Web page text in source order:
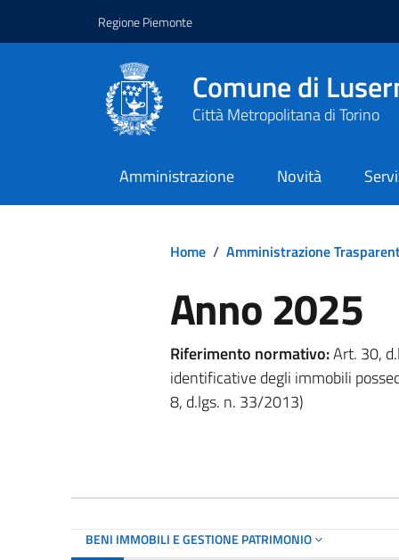
Regione Piemonte
Comune di
Città Metropolitana di Torino
Amministrazione Novità
Home / Amministrazione
Anno 2025
Riferimento normativo:Art. 30,
identificative degli immobili
8, d.lgs. n. 33/2013)
BENI IMMOBILI E GESTIONE PATRIMONIO